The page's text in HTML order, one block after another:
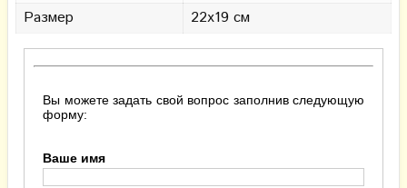
Размер
22х19 см
Вы можете задать свой вопрос заполнив следующую
форму:
Ваше имя